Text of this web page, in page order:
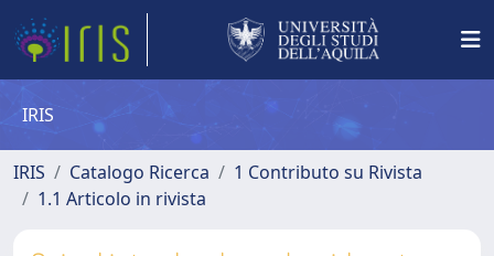
IRIS
IRIS Catalogo Ricerca
1 Contributo su Rivista
1.1 Articolo in rivista